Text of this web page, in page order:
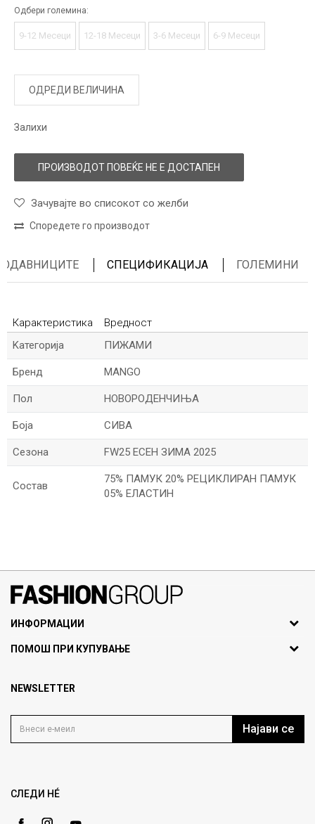
Одбери големина:
9-12 Месеци 12-18 Месеци 3-6 Месеци 6-9 Месеци
ОДРЕДИ ВЕЛИЧИНА
Залихи
ПРОИЗВОДОТ ПОВЕЌЕ НЕ Е ДОСТАПЕН
Зачувајте во списокот со желби
Споредете го производот
СПЕЦИФИКАЦИЈА ГОЛЕМИНИ
Карактеристика
Вредност
Kатегорија
ПИЖАМИ
Бренд MANGO
Пол НОВОРОДЕНЧИЊА
Боја СИВА
Сезона FW25 ЕСЕН ЗИМА 2025
Состав
75% ПАМУК 20% РЕЦИКЛИРАН ПАМУК
05% ЕЛАСТИН
*Е-меил
Порака
ИНФОРМАЦИИ
За нас
Продавници
Блог
Gift Card
ПОМОШ ПРИ КУПУВАЊЕ
Политика на приватност
Како да купите
Замена и рефундација на производи
NEWSLETTER
Најави се
СЛЕДИ НÉ